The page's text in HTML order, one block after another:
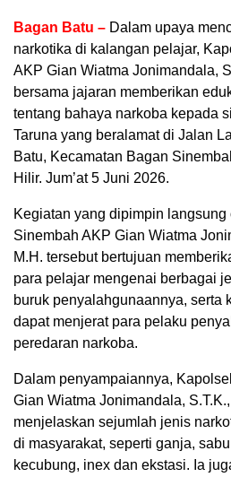
Bagan Batu – Dalam upaya
narkotika di kalangan pelajar,
AKP Gian Wiatma Jonimandala,
bersama jajaran memberikan
tentang bahaya narkoba kepada
Taruna yang beralamat di Jalan
Batu, Kecamatan Bagan
Hilir. Jum’at 5 Juni 2026.
Kegiatan yang dipimpin
Sinembah AKP Gian Wiatma
M.H. tersebut bertujuan
para pelajar mengenai berbagai
buruk penyalahgunaannya, serta
dapat menjerat para pelaku
peredaran narkoba.
Dalam penyampaiannya,
Gian Wiatma Jonimandala,
menjelaskan sejumlah jenis
di masyarakat, seperti ganja,
kecubung, inex dan ekstasi. Ia